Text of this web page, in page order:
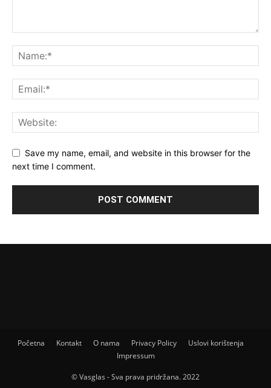
Save my name, email, and website in this browser for the
next time I comment.
Početna Kontakt O nama Privacy Policy
Uslovi korištenja
Impressum
© Vasglas - Sva prava pridržana. 2022